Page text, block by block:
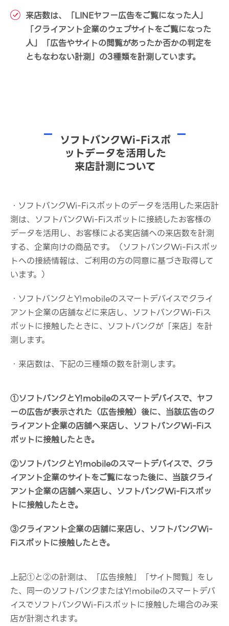
来店数は、「LINEヤフー広告をご覧になった人」
「クライアント企業のウェブサイトをご覧になった
人」「広告やサイトの閲覧があったか否かの判定を
ともなわない計測」の3種類を計測しています。
ソフトバンクWi-Fiスポ
ットデータを活用した
来店計測について
・ソフトバンクWi-Fiスポットのデータを活用した来店計
測は、ソフトバンクWi-Fiスポットに接続したお客様の
データを活用し、お客様による実店舗への来店数を計測
する、企業向けの商品です。（ソフトバンクWi-Fiスポッ
トへの接続情報は、ご利用の方の同意に基づき取得して
います。）
・ソフトバンクとY!mobileのスマートデバイスでクライ
アント企業の店舗などに来店し、ソフトバンクWi-Fiス
ポットに接触したときに、ソフトバンクが「来店」を計
測します。
・来店数は、下記の三種類の数を計測します。
①ソフトバンクとY!mobileのスマートデバイスで、ヤフ
ーの広告が表示された（広告接触）後に、当該広告のク
ライアント企業の店舗へ来店し、ソフトバンクWi-Fiス
ポットに接触したとき。
②ソフトバンクとY!mobileのスマートデバイスで、クラ
イアント企業のサイトをご覧になった後に、当該クライ
アント企業の店舗へ来店し、ソフトバンクWi-Fiスポッ
トに接触したとき。
③クライアント企業の店舗に来店し、ソフトバンクWi-
Fiスポットに接触したとき。
上記①と②の計測は、「広告接触」「サイト閲覧」をし
た、同一のソフトバンクまたはY!mobileのスマートデバ
イスでソフトバンクWi-Fiスポットに接触した場合のみ来
店が計測されます。